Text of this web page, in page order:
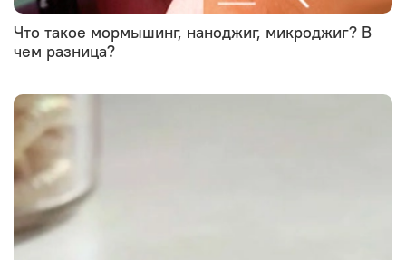
Что такое мормышинг, наноджиг, микроджиг? В
чем разница?